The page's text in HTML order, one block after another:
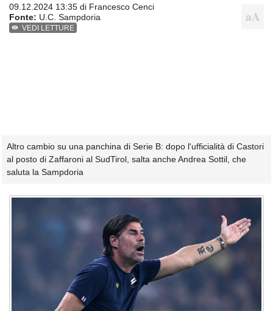
09.12.2024 13:35 di Francesco Cenci
Fonte: U.C. Sampdoria
VEDI LETTURE
Altro cambio su una panchina di Serie B: dopo l'ufficialità di Castori
al posto di Zaffaroni al SudTirol, salta anche Andrea Sottil, che
saluta la Sampdoria